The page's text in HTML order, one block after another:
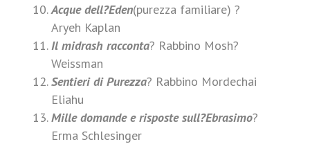
Acque dell?Eden(purezza familiare) ?
Aryeh Kaplan
Il midrash racconta? Rabbino Mosh?
Weissman
Sentieri di Purezza? Rabbino Mordechai
Eliahu
Mille domande e risposte sull?Ebrasimo?
Erma Schlesinger